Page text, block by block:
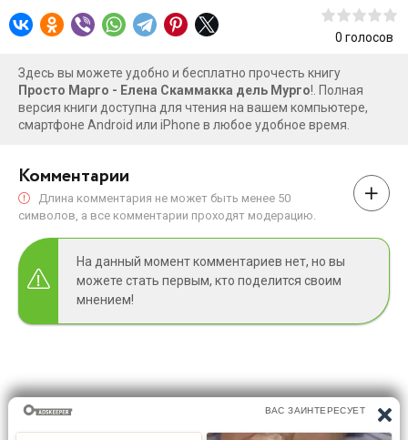
этом Вы узнаете, прочитав роман.
0 голосов
Здесь вы можете удобно и бесплатно прочесть книгу
Просто Марго - Елена Скаммакка дель Мурго!. Полная
версия книги доступна для чтения на вашем компьютере,
смартфоне Android или iPhone в любое удобное время.
Комментарии
Длина комментария не может быть менее 50
символов, а все комментарии проходят модерацию.
На данный момент комментариев нет, но вы
можете стать первым, кто поделится своим
мнением!